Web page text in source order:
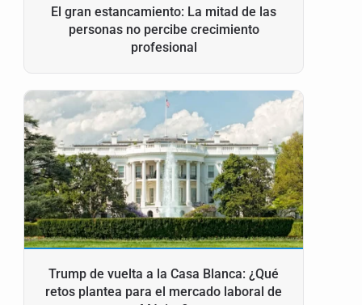
El gran estancamiento: La mitad de las
personas no percibe crecimiento
profesional
Trump de vuelta a la Casa Blanca: ¿Qué
retos plantea para el mercado laboral de